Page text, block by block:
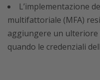
L’implementazione
multifattoriale (MFA)
aggiungere un ulteriore
quando le credenziali